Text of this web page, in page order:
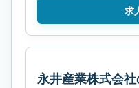
求
永井産業株式会